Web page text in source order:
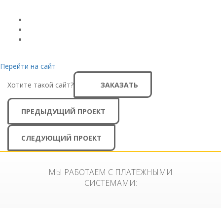
Перейти на сайт
Хотите такой сайт?
ЗАКАЗАТЬ
ПРЕДЫДУЩИЙ ПРОЕКТ
СЛЕДУЮЩИЙ ПРОЕКТ
МЫ РАБОТАЕМ С ПЛАТЕЖНЫМИ
СИСТЕМАМИ: